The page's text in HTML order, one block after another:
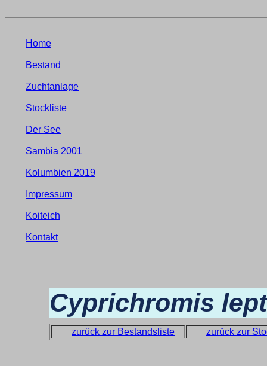
Home
Bestand
Zuchtanlage
Stockliste
Der See
Sambia 2001
Kolumbien 2019
Impressum
Koiteich
Kontakt
Cyprichromis
zurück zur Bestandsliste zurück zur